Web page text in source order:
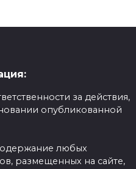
за действия,
опубликованной
любых
размещенных на сайте,